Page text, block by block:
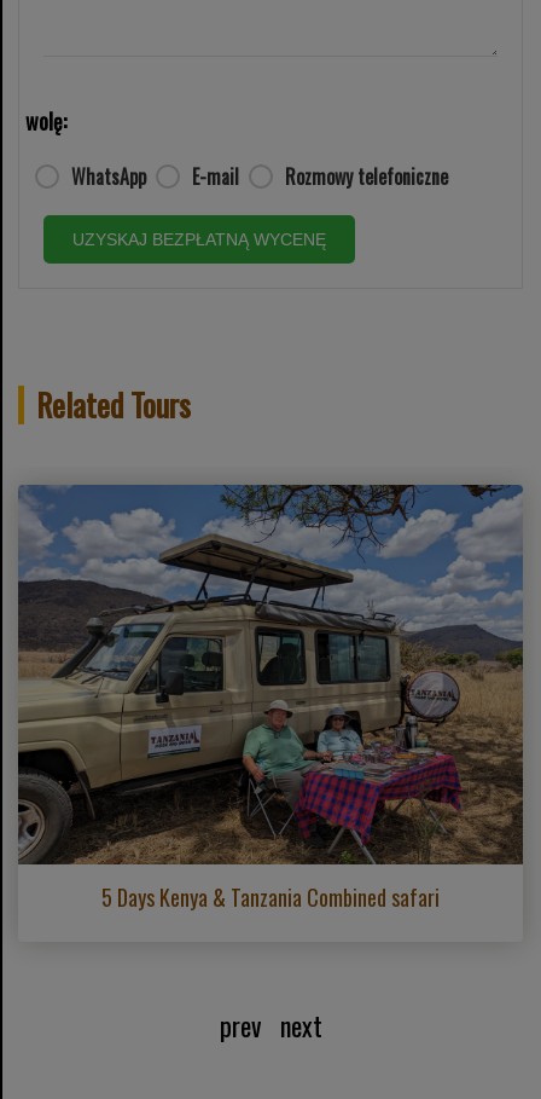
wolę:
WhatsApp E-mail Rozmowy telefoniczne
UZYSKAJ BEZPŁATNĄ WYCENĘ
Related Tours
5 Days Kenya & Tanzania Combined safari
prev next